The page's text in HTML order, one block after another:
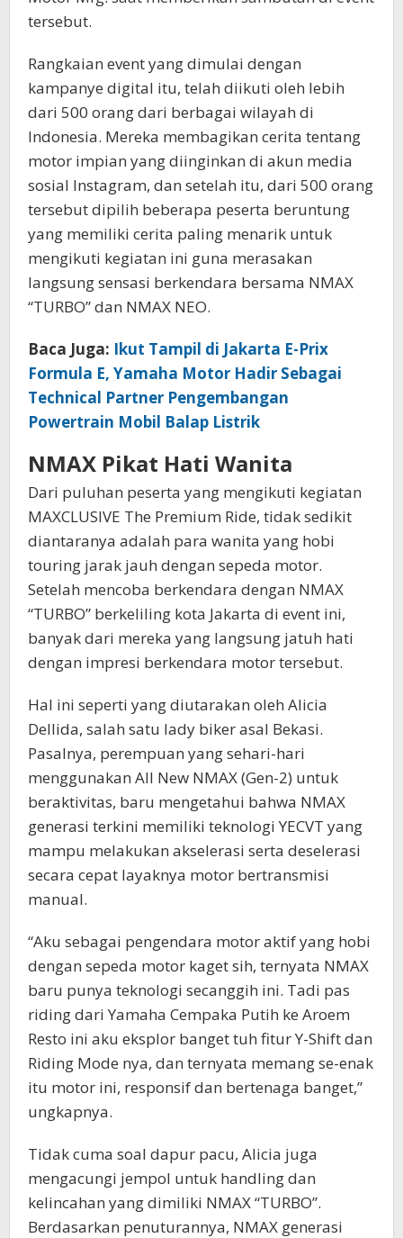
tersebut.
Rangkaian event yang dimulai dengan
kampanye digital itu, telah diikuti oleh lebih
dari 500 orang dari berbagai wilayah di
Indonesia. Mereka membagikan cerita tentang
motor impian yang diinginkan di akun media
sosial Instagram, dan setelah itu, dari 500 orang
tersebut dipilih beberapa peserta beruntung
yang memiliki cerita paling menarik untuk
mengikuti kegiatan ini guna merasakan
langsung sensasi berkendara bersama NMAX
“TURBO” dan NMAX NEO.
Baca Juga: Ikut Tampil di Jakarta E-Prix
Formula E, Yamaha Motor Hadir Sebagai
Technical Partner Pengembangan
Powertrain Mobil Balap Listrik
NMAX Pikat Hati Wanita
Dari puluhan peserta yang mengikuti kegiatan
MAXCLUSIVE The Premium Ride, tidak sedikit
diantaranya adalah para wanita yang hobi
touring jarak jauh dengan sepeda motor.
Setelah mencoba berkendara dengan NMAX
“TURBO” berkeliling kota Jakarta di event ini,
banyak dari mereka yang langsung jatuh hati
dengan impresi berkendara motor tersebut.
Hal ini seperti yang diutarakan oleh Alicia
Dellida, salah satu lady biker asal Bekasi.
Pasalnya, perempuan yang sehari-hari
menggunakan All New NMAX (Gen-2) untuk
beraktivitas, baru mengetahui bahwa NMAX
generasi terkini memiliki teknologi YECVT yang
mampu melakukan akselerasi serta deselerasi
secara cepat layaknya motor bertransmisi
manual.
“Aku sebagai pengendara motor aktif yang hobi
dengan sepeda motor kaget sih, ternyata NMAX
baru punya teknologi secanggih ini. Tadi pas
riding dari Yamaha Cempaka Putih ke Aroem
Resto ini aku eksplor banget tuh fitur Y-Shift dan
Riding Mode nya, dan ternyata memang se-enak
itu motor ini, responsif dan bertenaga banget,”
ungkapnya.
Tidak cuma soal dapur pacu, Alicia juga
mengacungi jempol untuk handling dan
kelincahan yang dimiliki NMAX “TURBO”.
Berdasarkan penuturannya, NMAX generasi